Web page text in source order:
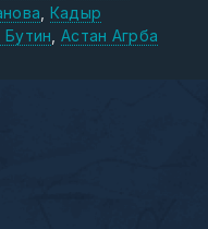
Кадыр
Астан Агрба